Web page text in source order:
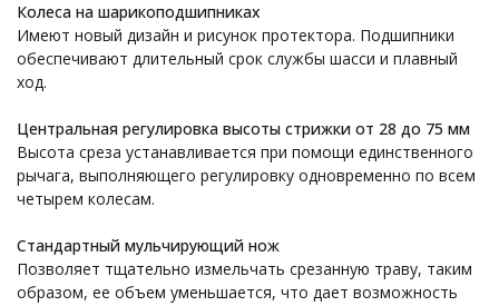
Колеса на шарикоподшипниках
Имеют новый дизайн и рисунок протектора. Подшипники
обеспечивают длительный срок службы шасси и плавный
ход.
Центральная регулировка высоты стрижки от 28 до 75 мм
Высота среза устанавливается при помощи единственного
рычага, выполняющего регулировку одновременно по всем
четырем колесам.
Стандартный мульчирующий нож
Позволяет тщательно измельчать срезанную траву, таким
образом, ее объем уменьшается, что дает возможность